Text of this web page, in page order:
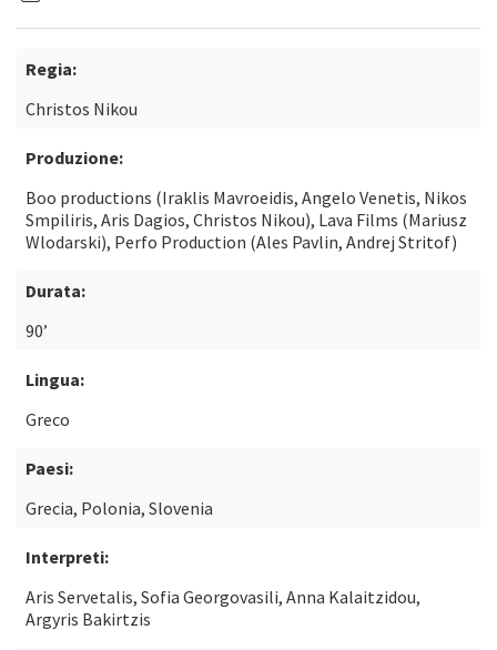
Regia:
Christos Nikou
Produzione:
Boo productions (Iraklis Mavroeidis, Angelo Venetis, Nikos
Smpiliris, Aris Dagios, Christos Nikou), Lava Films (Mariusz
Wlodarski), Perfo Production (Ales Pavlin, Andrej Stritof)
Durata:
90’
Lingua:
Greco
Paesi:
Grecia, Polonia, Slovenia
Interpreti:
Aris Servetalis, Sofia Georgovasili, Anna Kalaitzidou,
Argyris Bakirtzis